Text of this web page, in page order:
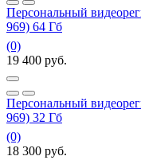
Персональный
969) 64 Гб
(0)
19 400 руб.
Персональный
969) 32 Гб
(0)
18 300 руб.